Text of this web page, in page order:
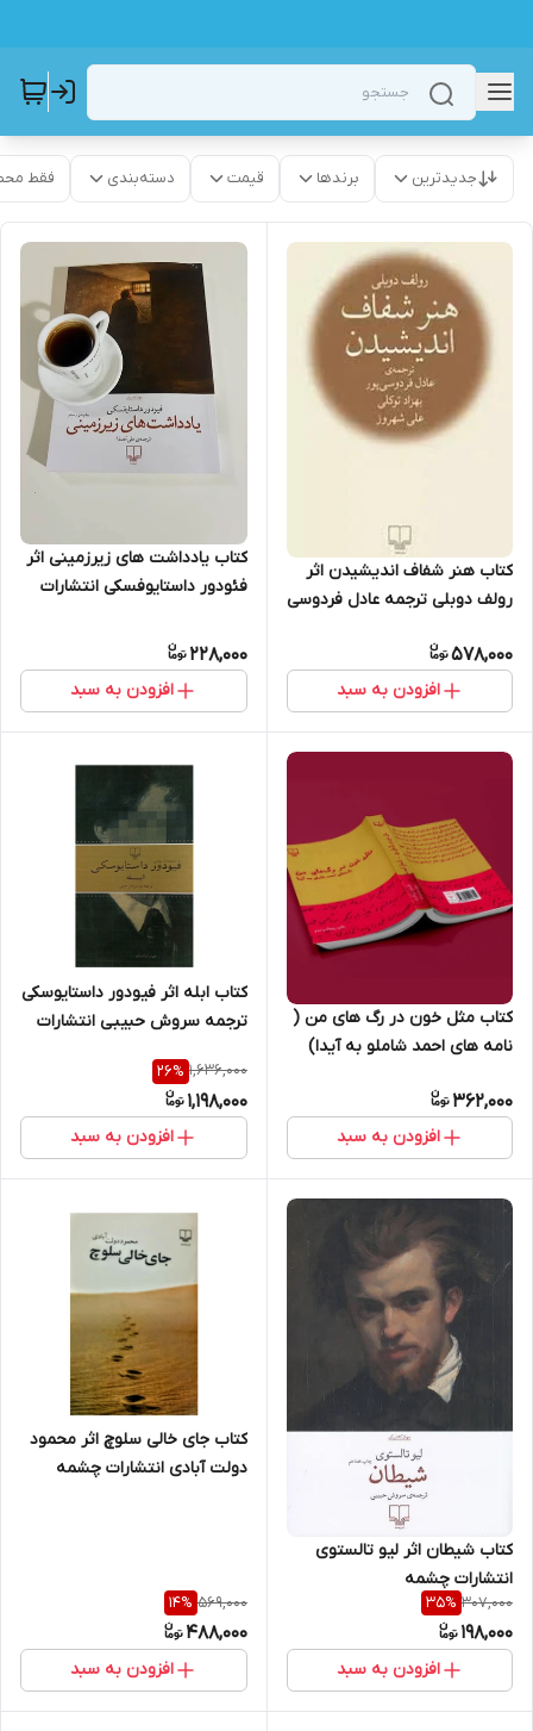
جدیدترین برندها قیمت دسته‌بندی فقط
کتاب هنر شفاف اندیشیدن اثر
رولف دوبلی ترجمه عادل فردوسی
578,000
افزودن به سبد
کتاب یادداشت های زیرزمینی اثر
فئودور داستایوفسکی انتشارات
228,000
افزودن به سبد
کتاب مثل خون در رگ های من (
نامه های احمد شاملو به آیدا)
362,000
افزودن به سبد
کتاب ابله اثر فیودور داستایوسکی
ترجمه سروش حبیبی انتشارات
1,636,000
26%
1,198,000
افزودن به سبد
کتاب شیطان اثر لیو تالستوی
انتشارات چشمه
307,000
35%
198,000
افزودن به سبد
کتاب جای خالی سلوچ اثر محمود
دولت آبادی انتشارات چشمه
569,000
14%
488,000
افزودن به سبد